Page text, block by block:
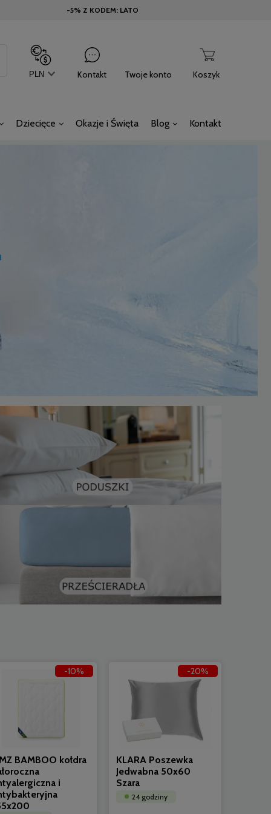
-5% Z KODEM: LATO
Koszyk
Kontakt Twoje konto
Dziecięce Okazje i Święta Blog Kontakt
BAMBOO kołdra
i
-10%
KLARA Poszewka
Jedwabna 50x60
Szara
24 godziny
-20%